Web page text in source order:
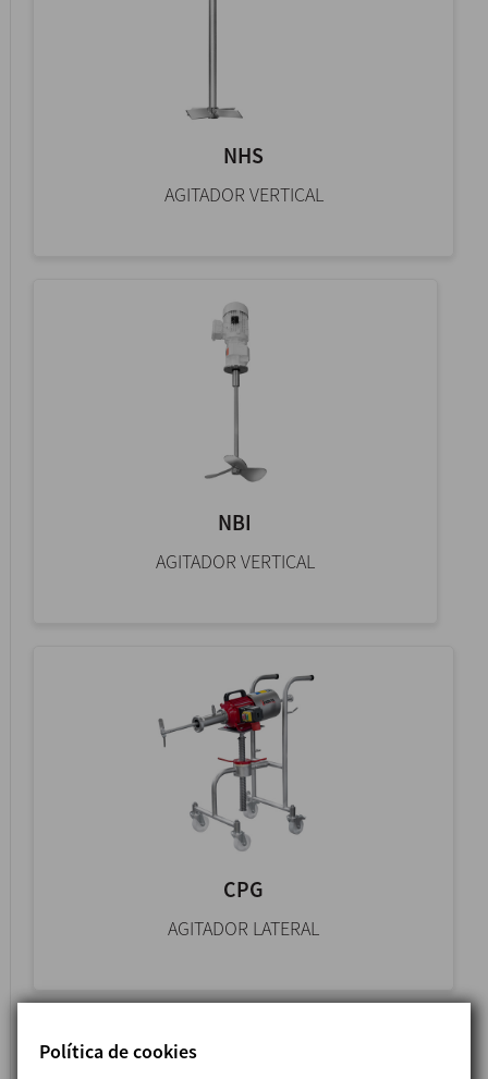
NHS
AGITADOR VERTICAL
NBI
AGITADOR VERTICAL
CPG
AGITADOR LATERAL
Política de cookies